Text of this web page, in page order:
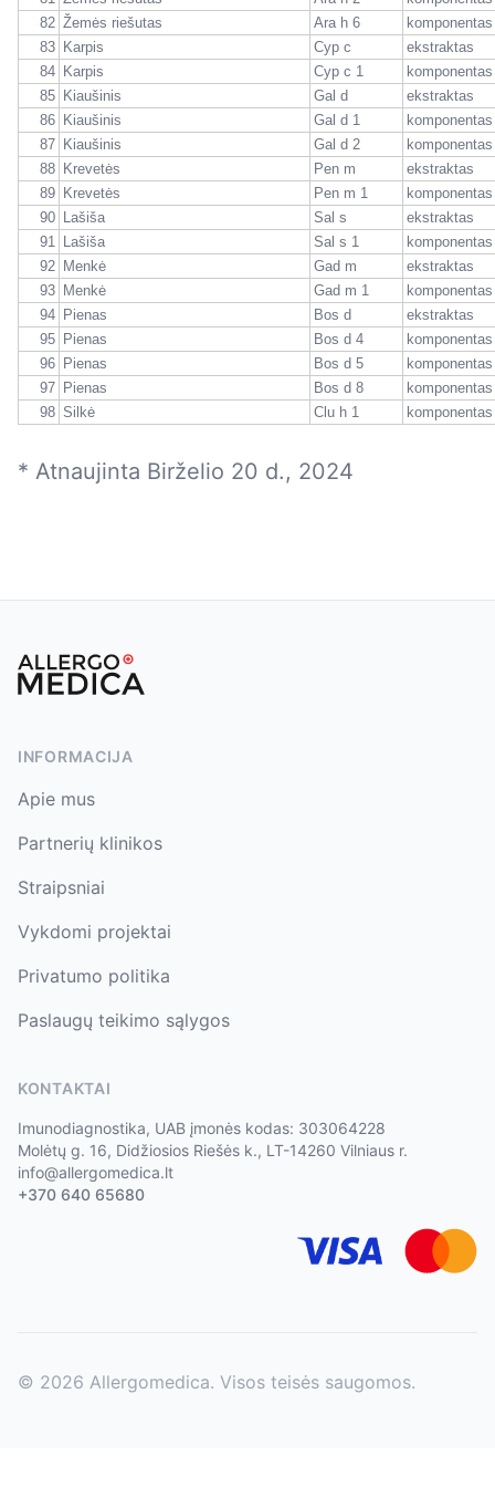
82 Žemės riešutas Ara h 6
komponentas
83 Karpis Cyp c
ekstraktas
84 Karpis Cyp c 1
komponentas
85 Kiaušinis Gal d
ekstraktas
86 Kiaušinis Gal d 1
komponentas
87 Kiaušinis Gal d 2
komponentas
88 Krevetės Pen m
ekstraktas
89 Krevetės Pen m 1
komponentas
90 Lašiša Sal s
ekstraktas
91
Lašiša Sal s 1
komponentas
92 Menkė Gad m
ekstraktas
93 Menkė Gad m 1
komponentas
94 Pienas Bos d
ekstraktas
95 Pienas Bos d 4
komponentas
96 Pienas Bos d 5
komponentas
97 Pienas Bos d 8
komponentas
98 Silkė Clu h 1 komponentas
* Atnaujinta Birželio 20 d., 2024
INFORMACIJA
Apie mus
Partnerių klinikos
Straipsniai
Vykdomi projektai
Privatumo politika
Paslaugų teikimo sąlygos
KONTAKTAI
Imunodiagnostika, UAB įmonės kodas: 303064228
Molėtų g. 16, Didžiosios Riešės k., LT-14260 Vilniaus r.
info@allergomedica.lt
+370 640 65680
© 2026 Allergomedica. Visos teisės saugomos.